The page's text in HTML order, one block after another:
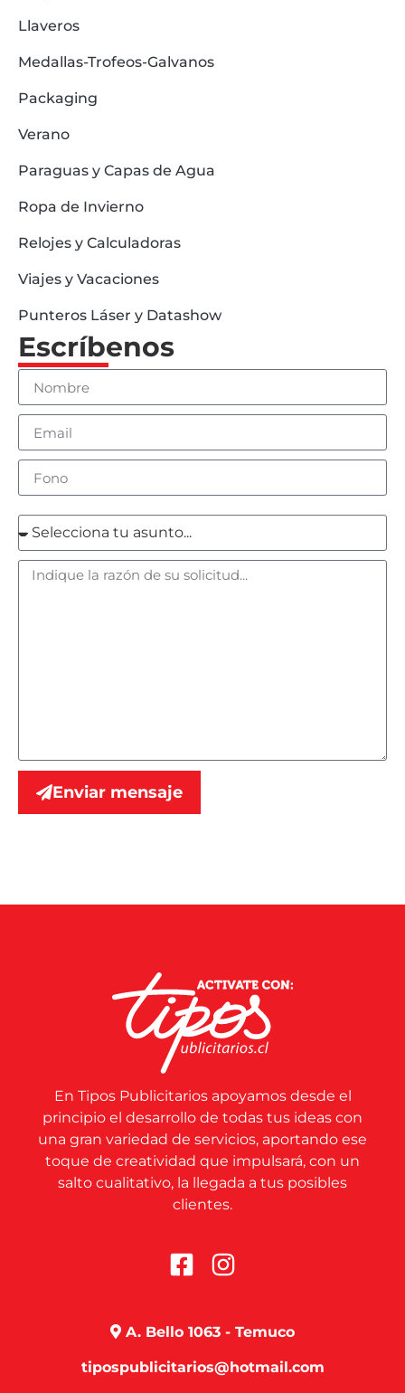
Llaveros
Medallas-Trofeos-Galvanos
Packaging
Verano
Paraguas y Capas de Agua
Ropa de Invierno
Relojes y Calculadoras
Viajes y Vacaciones
Punteros Láser y Datashow
Escríbenos
Enviar mensaje
En Tipos Publicitarios apoyamos desde el
principio el desarrollo de todas tus ideas con
una gran variedad de servicios, aportando ese
toque de creatividad que impulsará, con un
salto cualitativo, la llegada a tus posibles
clientes.
A. Bello 1063 - Temuco
tipospublicitarios@hotmail.com